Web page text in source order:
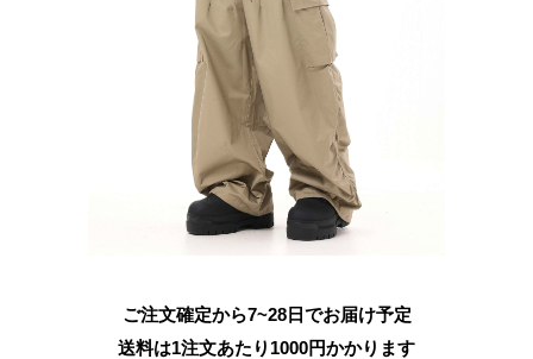
ご注文確定から7~28日でお届け予定
送料は1注文あたり 1000円かかります